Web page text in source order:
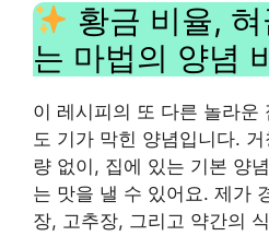
황금 비율,
는 마법의 양념
이 레시피의 또 다른 놀라운
도 기가 막힌 양념입니다.
량 없이, 집에 있는 기본 양
는 맛을 낼 수 있어요. 제가
장, 고추장, 그리고 약간의